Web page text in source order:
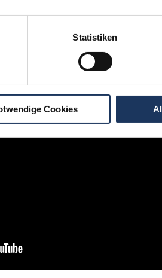
Statistiken
Cookies
Ihrer Traumstelle - so